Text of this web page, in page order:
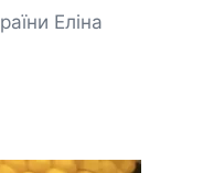
Еліна